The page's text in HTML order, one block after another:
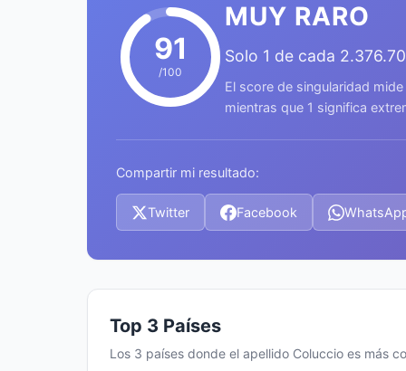
91
/100
MUY RARO
Solo 1 de cada
El score de singularidad
mientras que 1 significa
Compartir mi resultado:
Twitter Facebook
Top 3 Países
Los 3 países donde el apellido Coluccio es más